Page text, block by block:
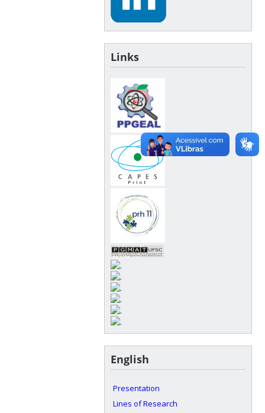
Links
English
Presentation
Lines of Research